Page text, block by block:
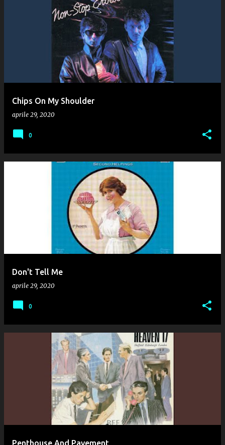
Chips On My Shoulder
aprile 29, 2020
0
Don't Tell Me
aprile 29, 2020
0
Penthouse And Pavement